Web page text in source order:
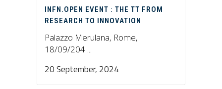
INFN.OPEN EVENT : THE TT FROM
RESEARCH TO INNOVATION
Palazzo Merulana, Rome,
18/09/204 ...
20 September, 2024